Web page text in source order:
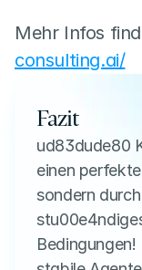
Mehr Infos
consulting.ai/
Fazit
ud83dude80
einen
sondern